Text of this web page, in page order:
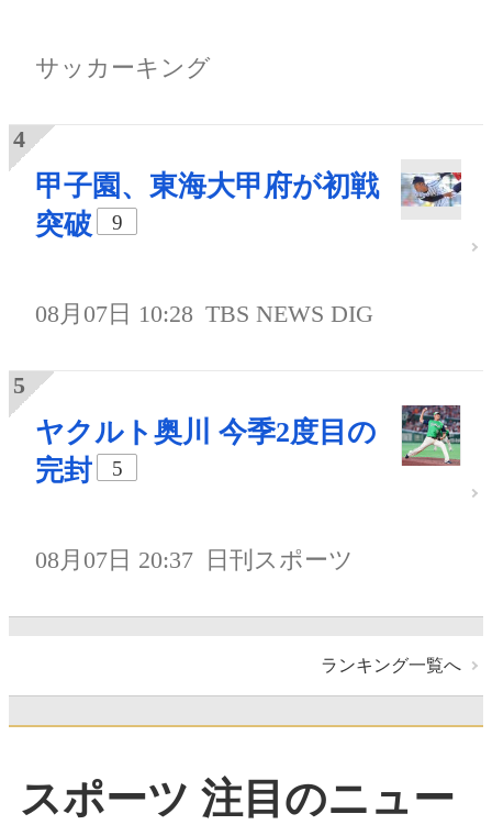
サッカーキング
甲子園、東海大甲府が初戦
突破
9
08月07日 10:28 TBS NEWS DIG
ヤクルト奥川 今季2度目の
完封
5
08月07日 20:37 日刊スポーツ
ランキング一覧へ
スポーツ 注目のニュー